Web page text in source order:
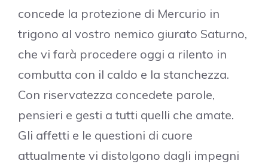
concede la protezione di Mercurio in
trigono al vostro nemico giurato Saturno,
che vi farà procedere oggi a rilento in
combutta con il caldo e la stanchezza.
Con riservatezza concedete parole,
pensieri e gesti a tutti quelli che amate.
Gli affetti e le questioni di cuore
attualmente vi distolgono dagli impegni